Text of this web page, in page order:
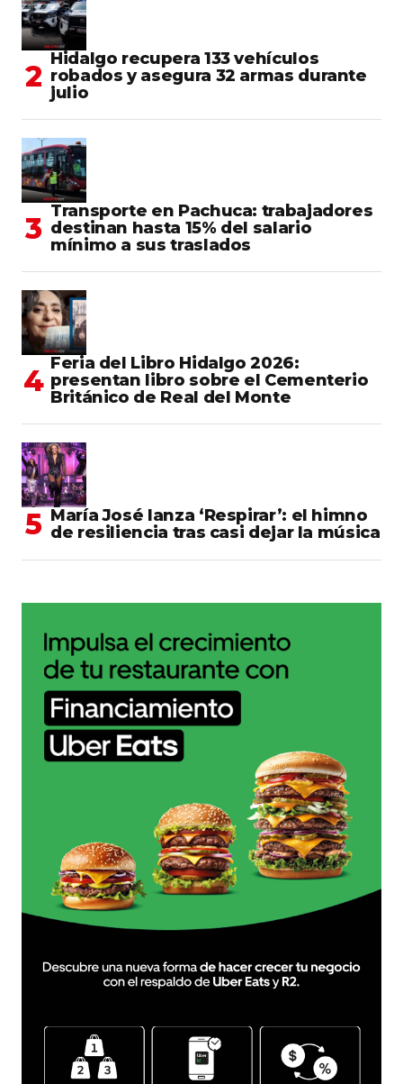
Hidalgo recupera 133 vehículos
robados y asegura 32 armas durante
julio
Transporte en Pachuca: trabajadores
destinan hasta 15% del salario
mínimo a sus traslados
Feria del Libro Hidalgo 2026:
presentan libro sobre el Cementerio
Británico de Real del Monte
María José lanza ‘Respirar’: el himno
de resiliencia tras casi dejar la música